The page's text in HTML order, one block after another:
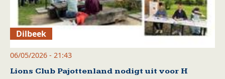
Dilbeek
06/05/2026 - 21:43
Lions Club Pajottenland nodigt uit voor H